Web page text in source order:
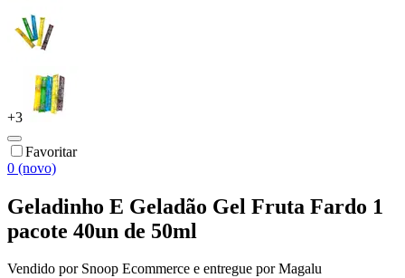
+3
Favoritar
0 (novo)
Geladinho E Geladão Gel Fruta Fardo 1
pacote 40un de 50ml
Vendido por Snoop Ecommerce e entregue por Magalu